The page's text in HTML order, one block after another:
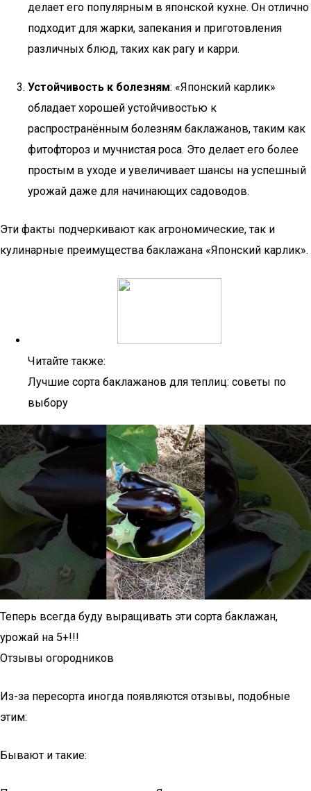
делает его популярным в японской кухне. Он отлично
подходит для жарки, запекания и приготовления
различных блюд, таких как рагу и карри.
Устойчивость к болезням: «Японский карлик»
обладает хорошей устойчивостью к
распространённым болезням баклажанов, таким как
фитофтороз и мучнистая роса. Это делает его более
простым в уходе и увеличивает шансы на успешный
урожай даже для начинающих садоводов.
Эти факты подчеркивают как агрономические, так и
кулинарные преимущества баклажана «Японский карлик».
Читайте также:
Лучшие сорта баклажанов для теплиц: советы по
выбору
Теперь всегда буду выращивать эти сорта баклажан,
урожай на 5+!!!
Отзывы огородников
Из-за пересорта иногда появляются отзывы, подобные
этим:
Бывают и такие: